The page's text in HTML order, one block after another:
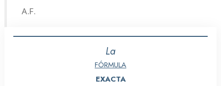
A.F.
La
FÓRMULA
EXACTA